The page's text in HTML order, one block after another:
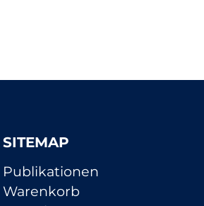
SITEMAP
Navigation
überspringen
Publikationen
Warenkorb